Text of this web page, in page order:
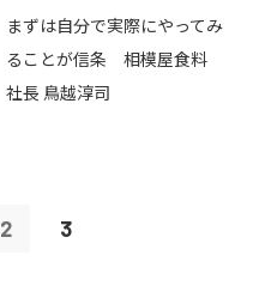
まずは自分で実際にやってみ
ることが信条 相模屋食料
社長 鳥越淳司
2 3